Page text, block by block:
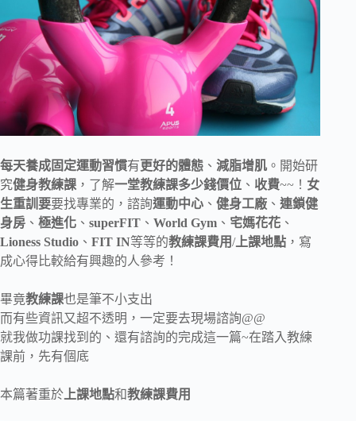
每天養成固定運動習慣有更好的體態 、 減脂增肌 。開始研
究健身教練課 ，了解一堂教練課多少錢價位 、 收費~~！ 女
生重訓要要找專業的，諮詢運動中心 、 健身工廠 、 連鎖健
身房 、 極進化 、 superFIT 、 World Gym 、 宅媽花花 、
Lioness Studio 、 FIT IN等等的教練課費用/上課地點 ，寫
成心得比較給有興趣的人參考！
畢竟教練課也是筆不小支出
而有些資訊又超不透明，一定要去現場諮詢@@
就我做功課找到的、還有諮詢的完成這一篇~在踏入教練
課前，先有個底
本篇著重於上課地點和教練課費用